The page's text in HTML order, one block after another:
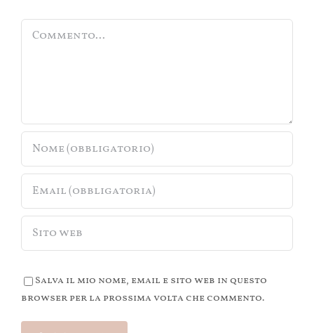
Salva il mio nome, email e sito web in questo
browser per la prossima volta che commento.